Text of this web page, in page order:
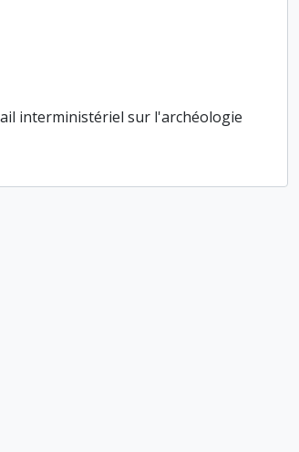
interministériel sur l'archéologie